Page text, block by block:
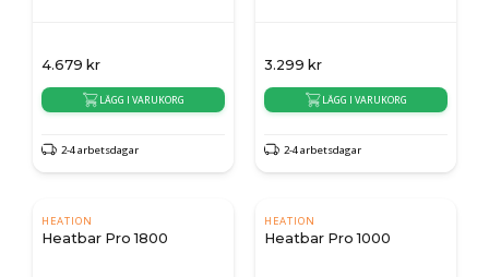
4.679 kr
LÄGG I VARUKORG
2-4 arbetsdagar
3.299 kr
LÄGG I VARUKORG
2-4 arbetsdagar
HEATION
Heatbar Pro 1800
HEATION
Heatbar Pro 1000